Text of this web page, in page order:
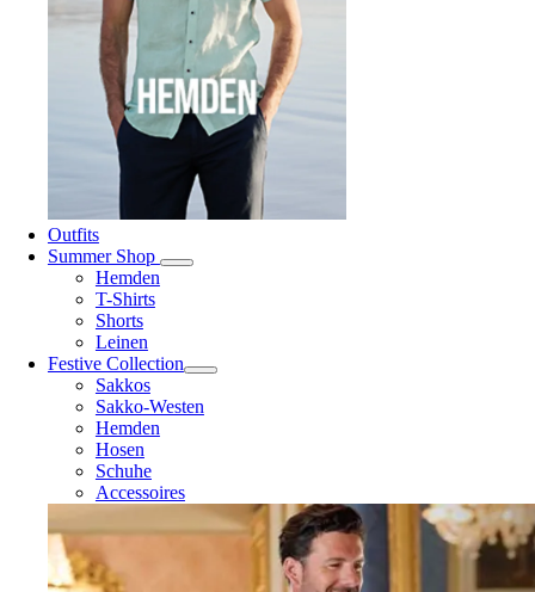
Outfits
Summer Shop
Hemden
T-Shirts
Shorts
Leinen
Festive Collection
Sakkos
Sakko-Westen
Hemden
Hosen
Schuhe
Accessoires